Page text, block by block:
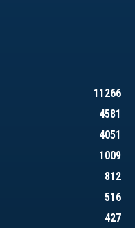
11266
4581
4051
1009
812
516
427